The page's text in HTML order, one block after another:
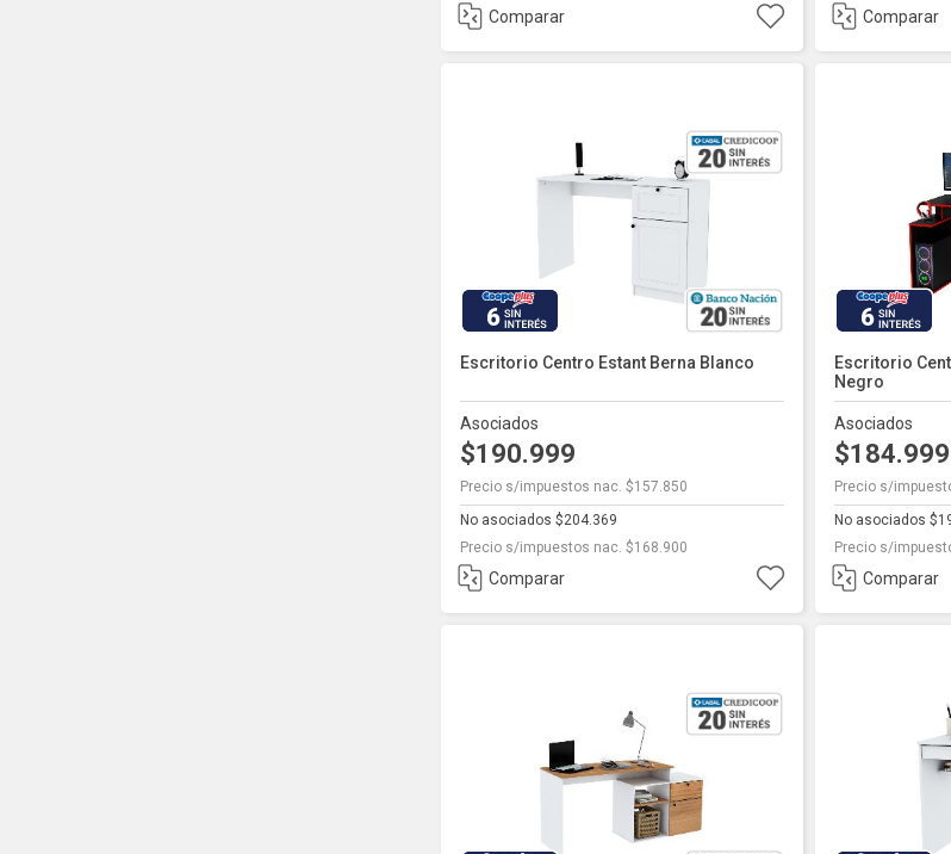
Comparar Comparar
6
Escritorio Centro Estant Berna Blanco
Asociados
$190.999
Precio s/impuestos nac. $157.850
No asociados $204.369
Precio s/impuestos nac. $168.900
Comparar
6
Escritorio
Negro
Asociados
$184.999
Precio s/
No asociados
Precio s/
Comparar